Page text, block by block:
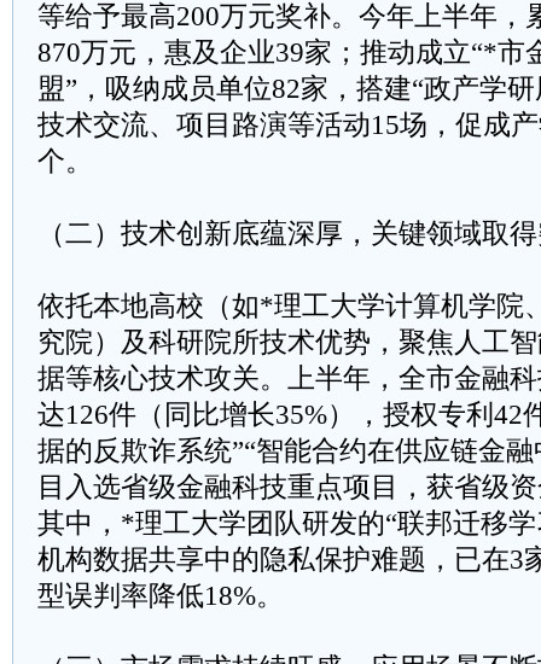
等给予最高200万元奖补。今年上半年，
870万元，惠及企业39家；推动成立“*市
盟”，吸纳成员单位82家，搭建“政产学
技术交流、项目路演等活动15场，促成
个。
（二）技术创新底蕴深厚，关键领域取
依托本地高校（如*理工大学计算机学院
究院）及科研院所技术优势，聚焦人工
据等核心技术攻关。上半年，全市金融
达126件（同比增长35%），授权专利42
据的反欺诈系统”“智能合约在供应链金
目入选省级金融科技重点项目，获省级
其中，*理工大学团队研发的“联邦迁移
机构数据共享中的隐私保护难题，已在3
型误判率降低18%。